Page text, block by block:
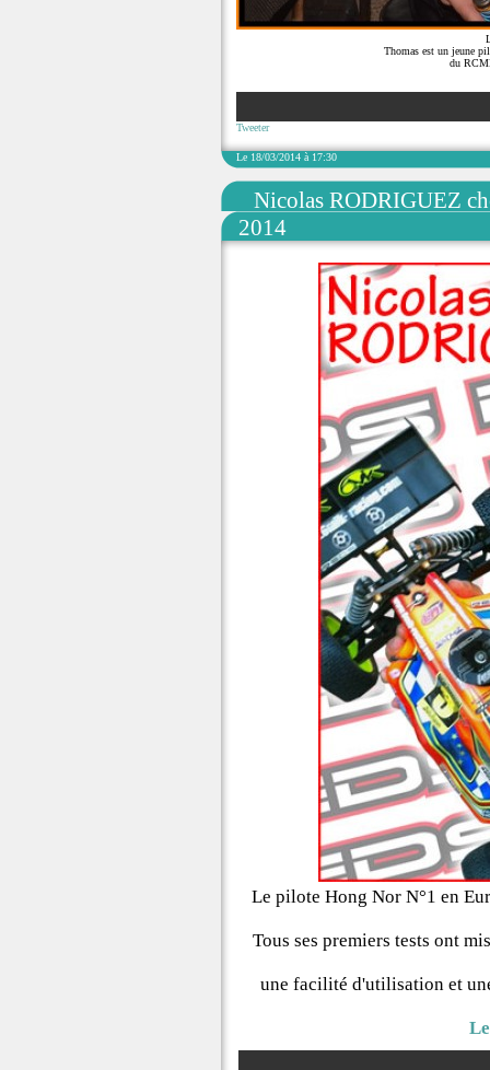
Thomas est un jeune
du
Tweeter
Le 18/03/2014 à 17:30
Nicolas RODRIGUEZ
2014
Le pilote Hong Nor N°1 en
Tous ses premiers tests ont
une facilité d'utilisation et